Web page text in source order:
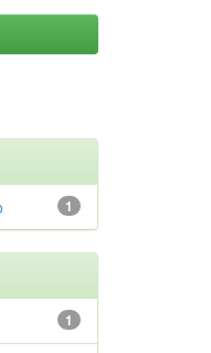
1
1